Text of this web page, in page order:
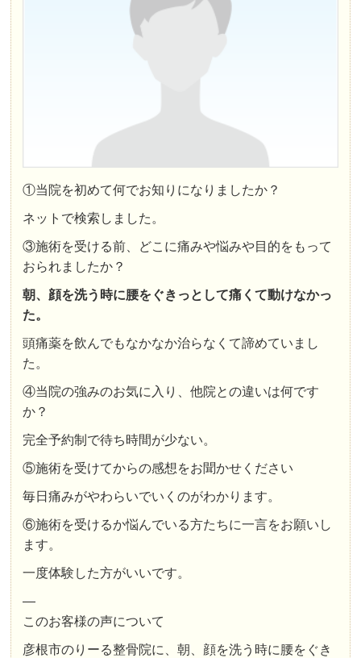
①当院を初めて何でお知りになりましたか？
ネットで検索しました。
③施術を受ける前、どこに痛みや悩みや目的をもって
おられましたか？
朝、顔を洗う時に腰をぐきっとして痛くて動けなかっ
た。
頭痛薬を飲んでもなかなか治らなくて諦めていまし
た。
④当院の強みのお気に入り、他院との違いは何です
か？
完全予約制で待ち時間が少ない。
⑤施術を受けてからの感想をお聞かせください
毎日痛みがやわらいでいくのがわかります。
⑥施術を受けるか悩んでいる方たちに一言をお願いし
ます。
一度体験した方がいいです。
—
このお客様の声について
彦根市のりーる整骨院に、朝、顔を洗う時に腰をぐき